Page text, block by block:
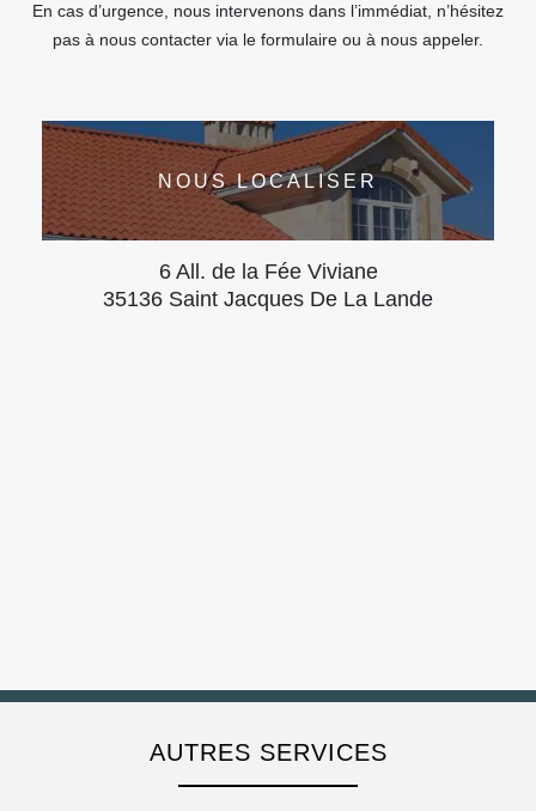
En cas d’urgence, nous intervenons dans l’immédiat, n’hésitez
pas à nous contacter via le formulaire ou à nous appeler.
NOUS LOCALISER
6 All. de la Fée Viviane
35136 Saint Jacques De La Lande
AUTRES SERVICES